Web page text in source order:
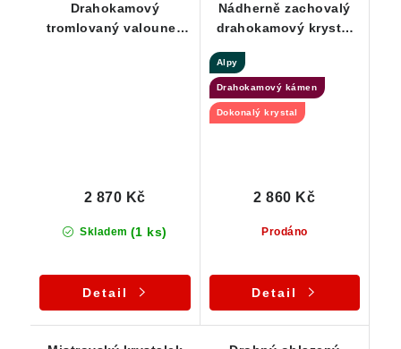
Drahokamový
tromlovaný valounek
Skladem (1 ks)
2 870 Kč
Detail
Nádherně zachovalý
drahokamový krystal
Alpy
Drahokamový kámen
Dokonalý krystal
Prodáno
2 860 Kč
Detail